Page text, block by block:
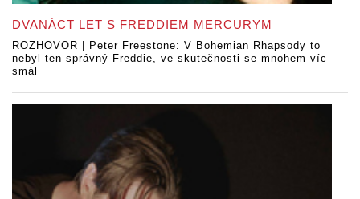
DVANÁCT LET S FREDDIEM MERCURYM
ROZHOVOR | Peter Freestone: V Bohemian Rhapsody to
nebyl ten správný Freddie, ve skutečnosti se mnohem víc
smál